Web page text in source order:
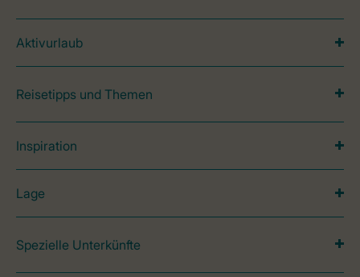
Aktivurlaub
Reisetipps und Themen
Inspiration
Lage
Spezielle Unterkünfte